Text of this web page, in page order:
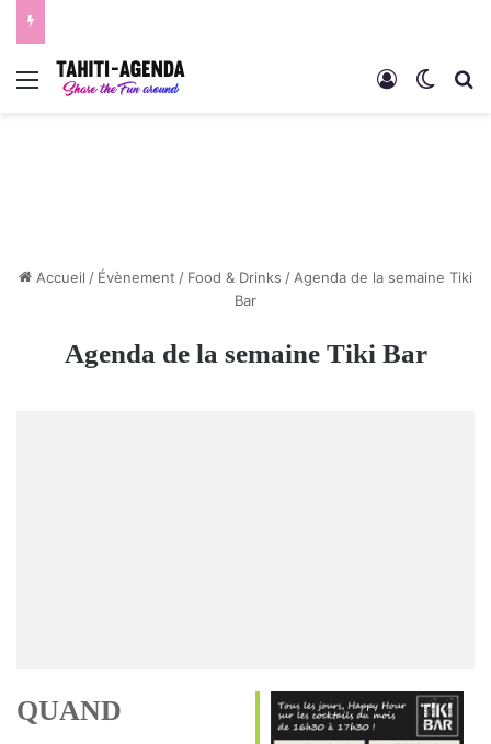
Menu Connexion
Accueil / Évènement / Food & Drinks / Agenda de la semaine Tiki
Bar
Agenda de la semaine Tiki Bar
QUAND